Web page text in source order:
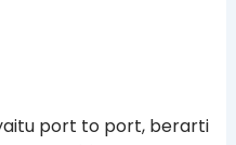
port to port, berarti